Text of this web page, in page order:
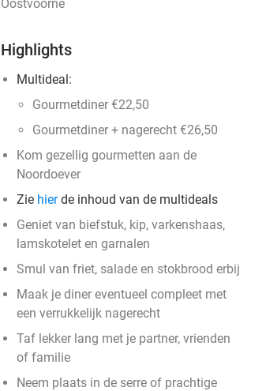
Oostvoorne
Highlights
Multideal:
Gourmetdiner €22,50
Gourmetdiner + nagerecht €26,50
Kom gezellig gourmetten aan de
Noordoever
Zie hierde inhoud van de multideals
Geniet van biefstuk, kip, varkenshaas,
lamskotelet en garnalen
Smul van friet, salade en stokbrood erbij
Maak je diner eventueel compleet met
een verrukkelijk nagerecht
Taf lekker lang met je partner, vrienden
of familie
Neem plaats in de serre of prachtige